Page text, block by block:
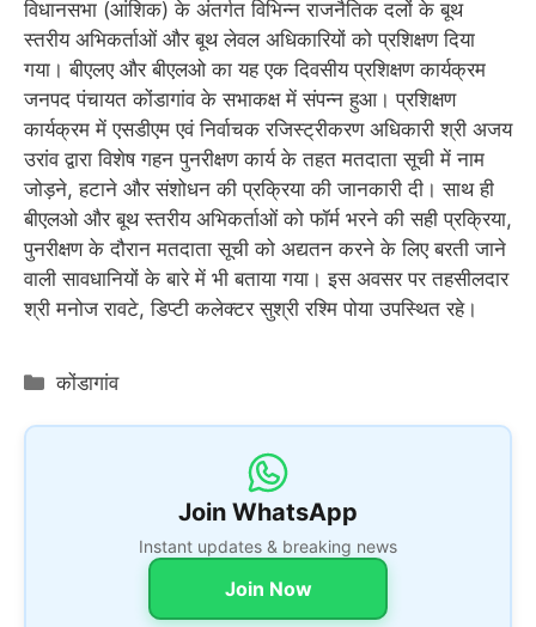
विधानसभा (आंशिक) के अंतर्गत विभिन्न राजनैतिक दलों के बूथ
स्तरीय अभिकर्ताओं और बूथ लेवल अधिकारियों को प्रशिक्षण दिया
गया। बीएलए और बीएलओ का यह एक दिवसीय प्रशिक्षण कार्यक्रम
जनपद पंचायत कोंडागांव के सभाकक्ष में संपन्न हुआ। प्रशिक्षण
कार्यक्रम में एसडीएम एवं निर्वाचक रजिस्ट्रीकरण अधिकारी श्री अजय
उरांव द्वारा विशेष गहन पुनरीक्षण कार्य के तहत मतदाता सूची में नाम
जोड़ने, हटाने और संशोधन की प्रक्रिया की जानकारी दी। साथ ही
बीएलओ और बूथ स्तरीय अभिकर्ताओं को फॉर्म भरने की सही प्रक्रिया,
पुनरीक्षण के दौरान मतदाता सूची को अद्यतन करने के लिए बरती जाने
वाली सावधानियों के बारे में भी बताया गया। इस अवसर पर तहसीलदार
श्री मनोज रावटे, डिप्टी कलेक्टर सुश्री रश्मि पोया उपस्थित रहे।
Categories
कोंडागांव
Join WhatsApp
Instant updates & breaking news
Join Now